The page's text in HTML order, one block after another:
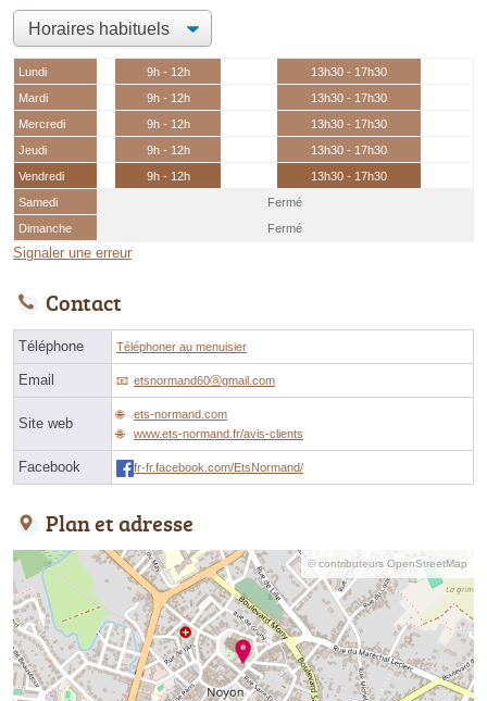
Lundi 9h - 12h
13h30 - 17h30
Mardi
9h - 12h
13h30 - 17h30
Mercredi
9h - 12h
13h30 - 17h30
Jeudi
9h - 12h
13h30 - 17h30
Vendredi
9h - 12h
13h30 - 17h30
Samedi
Fermé
Dimanche
Fermé
Signaler une erreur
Contact
Téléphone Téléphoner au menuisier
Email etsnormand60ⓐgmail.com
Site web
ets-normand.com
www.ets-normand.fr/avis-clients
Facebook fr-fr.facebook.com/EtsNormand/
Plan et adresse
© contributeurs OpenStreetMap